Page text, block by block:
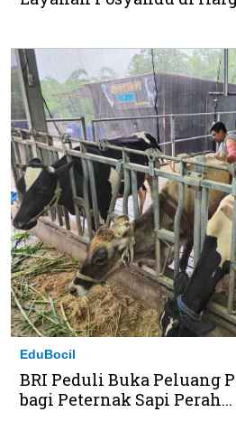
EduBocil
BRI Peduli Buka Peluang
bagi Peternak Sapi Perah...